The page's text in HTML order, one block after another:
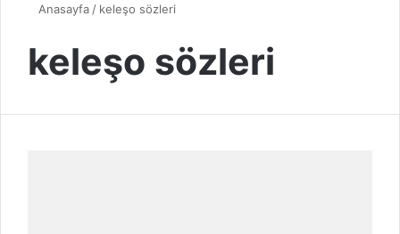
Anasayfa / keleşo sözleri
keleşo sözleri